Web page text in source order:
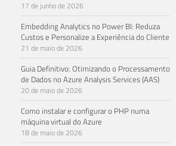
17 de junho de 2026
Embedding Analytics no Power BI: Reduza
Custos e Personalize a Experiência do Cliente
21 de maio de 2026
Guia Definitivo: Otimizando o Processamento
de Dados no Azure Analysis Services (AAS)
20 de maio de 2026
Como instalar e configurar o PHP numa
máquina virtual do Azure
18 de maio de 2026